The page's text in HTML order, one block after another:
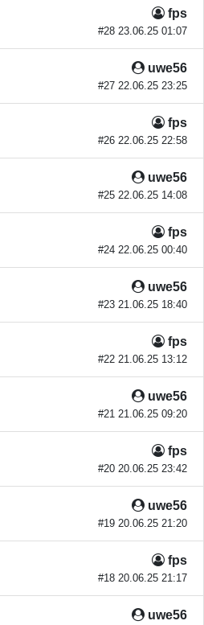
fps
#28 23.06.25 01:07
uwe56
#27 22.06.25 23:25
fps
#26 22.06.25 22:58
uwe56
#25 22.06.25 14:08
fps
#24 22.06.25 00:40
uwe56
#23 21.06.25 18:40
fps
#22 21.06.25 13:12
uwe56
#21 21.06.25 09:20
fps
#20 20.06.25 23:42
uwe56
#19 20.06.25 21:20
fps
#18 20.06.25 21:17
uwe56